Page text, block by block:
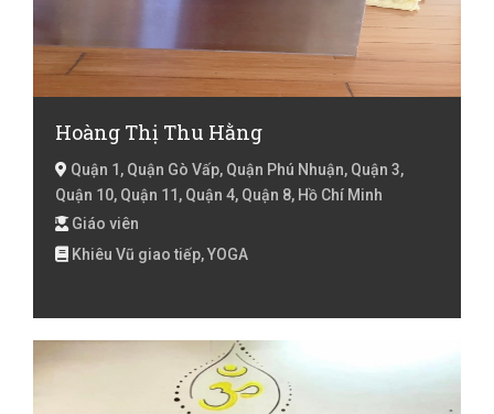
Hoàng Thị Thu Hằng
Quận 1, Quận Gò Vấp, Quận Phú Nhuận, Quận 3,
Quận 10, Quận 11, Quận 4, Quận 8, Hồ Chí Minh
Giáo viên
Khiêu Vũ giao tiếp, YOGA